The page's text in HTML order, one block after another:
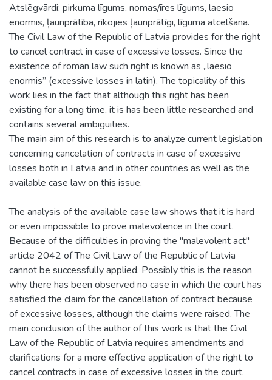
Atslēgvārdi: pirkuma līgums, nomas/īres līgums, laesio
enormis, ļaunprātība, rīkojies ļaunprātīgi, līguma atcelšana.
The Civil Law of the Republic of Latvia provides for the right
to cancel contract in case of excessive losses. Since the
existence of roman law such right is known as „laesio
enormis” (excessive losses in latin). The topicality of this
work lies in the fact that although this right has been
existing for a long time, it is has been little researched and
contains several ambiguities.
The main aim of this research is to analyze current legislation
concerning cancelation of contracts in case of excessive
losses both in Latvia and in other countries as well as the
available case law on this issue.
The analysis of the available case law shows that it is hard
or even impossible to prove malevolence in the court.
Because of the difficulties in proving the "malevolent act"
article 2042 of The Civil Law of the Republic of Latvia
cannot be successfully applied. Possibly this is the reason
why there has been observed no case in which the court has
satisfied the claim for the cancellation of contract because
of excessive losses, although the claims were raised. The
main conclusion of the author of this work is that the Civil
Law of the Republic of Latvia requires amendments and
clarifications for a more effective application of the right to
cancel contracts in case of excessive losses in the court.